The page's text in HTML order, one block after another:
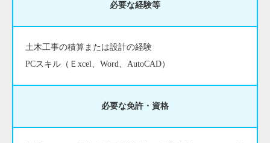
必要な経験等
土木工事の積算または設計の経験
PCスキル（Ｅxcel、Word、AutoCAD）
必要な免許・資格